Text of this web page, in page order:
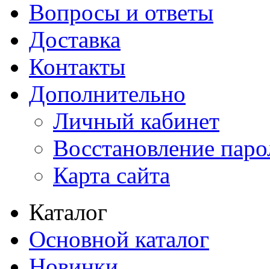
Вопросы и ответы
Доставка
Контакты
Дополнительно
Личный кабинет
Восстановление
Карта сайта
Каталог
Основной каталог